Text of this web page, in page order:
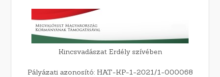
Kincsvadászat Erdély szívében
Pályázati azonosító: HAT-KP-1-2021/1-000068